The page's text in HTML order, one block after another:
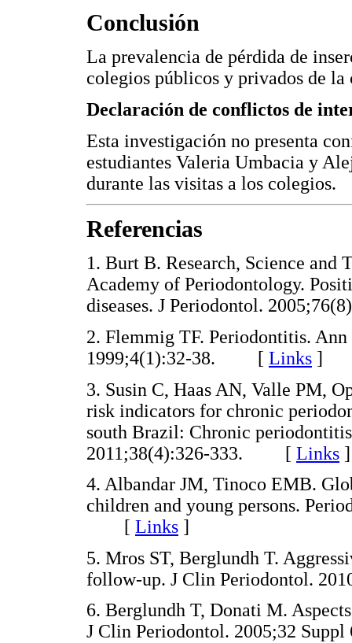
Conclusión
La prevalencia de pérdida de
colegios públicos y privados de
Declaración de conflictos de
Esta investigación no presenta
estudiantes Valeria Umbacia y
durante las visitas a los colegios.
Referencias
1. Burt B. Research, Science
Academy of Periodontology.
diseases. J Periodontol.
2. Flemmig TF. Periodontitis.
1999;4(1):32-38. [ Links ]
3. Susin C, Haas AN, Valle PM,
risk indicators for chronic
south Brazil: Chronic
2011;38(4):326-333. [ Links ]
4. Albandar JM, Tinoco EMB.
children and young persons.
[ Links ]
5. Mros ST, Berglundh T.
follow-up. J Clin Periodontol.
6. Berglundh T, Donati M.
J Clin Periodontol. 2005;32